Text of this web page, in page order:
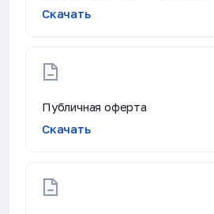
Скачать
Публичная оферта
Скачать